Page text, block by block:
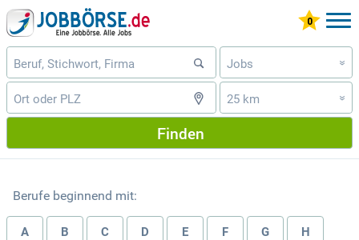
Jobs »
25 km »
Finden
Berufe beginnend mit:
A B C D E F G H